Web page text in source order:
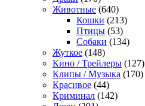
Животные (640)
Кошки (213)
Птицы (53)
Собаки (134)
Жуткое (148)
Кино / Трейлеры (127)
Клипы / Музыка (170)
Красивое (44)
Криминал (142)